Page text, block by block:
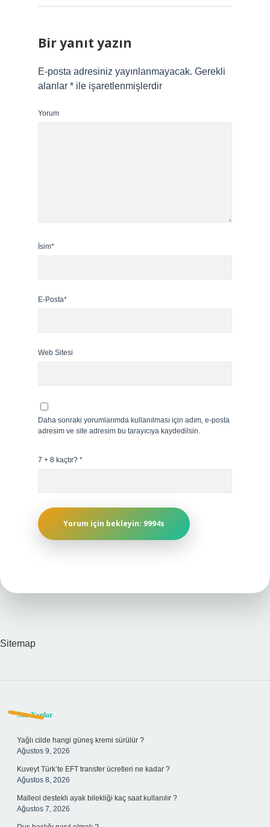
Bir yanıt yazın
E-posta adresiniz yayınlanmayacak. Gerekli
alanlar * ile işaretlenmişlerdir
Yorum
İsim*
E-Posta*
Web Sitesi
Daha sonraki yorumlarımda kullanılması için adım, e-posta
adresim ve site adresim bu tarayıcıya kaydedilsin.
7 + 8 kaçtır? *
Sitemap
Sidebar
Son Yazılar
Yağlı cilde hangi güneş kremi sürülür ?
Ağustos 9, 2026
Kuveyt Türk’te EFT transfer ücretleri ne kadar ?
Ağustos 8, 2026
Malleol destekli ayak bilekliği kaç saat kullanılır ?
Ağustos 7, 2026